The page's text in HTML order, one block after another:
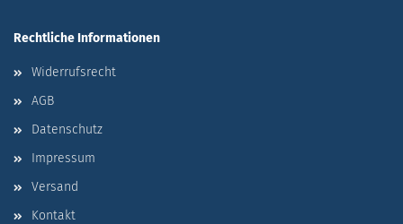
Rechtliche Informationen
Widerrufsrecht
AGB
Datenschutz
Impressum
Versand
Kontakt